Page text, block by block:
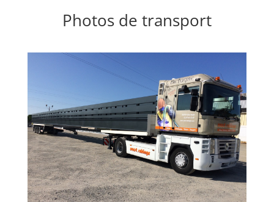
Photos de transport